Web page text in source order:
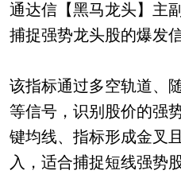
通达信【黑马龙头】主
捕捉强势龙头股的爆发
该指标通过多空轨道、
等信号，识别股价的强
键均线、指标形成金叉
入，适合捕捉短线强势